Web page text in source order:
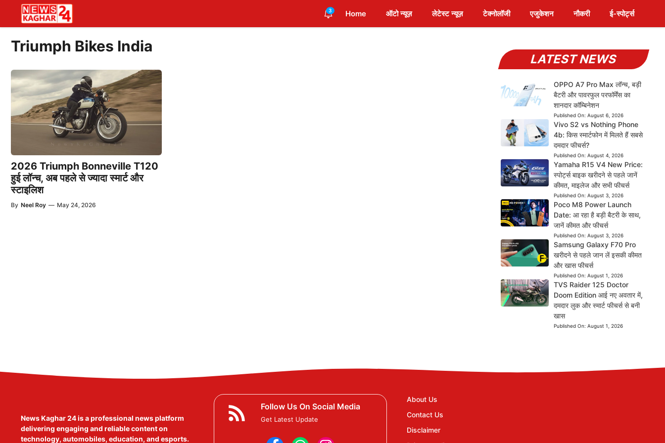
3 Home ऑटो न्यूज़ लेटेस्ट न्यूज़ टेक्नोलॉजी एजुकेशन नौकरी ई-स्पोर्ट्स
Triumph Bikes India
2026 Triumph Bonneville T120
हुई लॉन्च, अब पहले से ज्यादा स्मार्ट और
स्टाइलिश
By Neel Roy — May 24, 2026
LATEST NEWS
OPPO A7 Pro Max लॉन्च, बड़ी
बैटरी और पावरफुल परफॉर्मेंस का
शानदार कॉम्बिनेशन
Published On: August 6, 2026
Vivo S2 vs Nothing Phone
4b: किस स्मार्टफोन में मिलते हैं सबसे
दमदार फीचर्स?
Published On: August 4, 2026
Yamaha R15 V4 New Price:
स्पोर्ट्स बाइक खरीदने से पहले जानें
कीमत, माइलेज और सभी फीचर्स
Published On: August 3, 2026
Poco M8 Power Launch
Date: आ रहा है बड़ी बैटरी के साथ,
जानें कीमत और फीचर्स
Published On: August 3, 2026
Samsung Galaxy F70 Pro
खरीदने से पहले जान लें इसकी कीमत
और खास फीचर्स
Published On: August 1, 2026
TVS Raider 125 Doctor
Doom Edition आई नए अवतार में,
दमदार लुक और स्मार्ट फीचर्स से बनी
खास
Published On: August 1, 2026
News Kaghar 24is a professional news platform
delivering engaging and reliable content on
technology, automobiles, education, and esports.
Follow Us On Social Media
Get Latest Update
About Us
Contact Us
Disclaimer